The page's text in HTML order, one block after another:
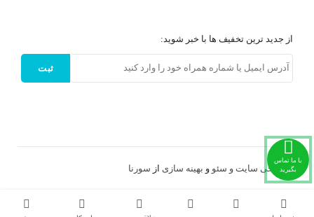
با ما تماس
بگیرید
از جدید ترین تخفیف ها با خبر شوید:
ثبت
طراحی سایت و سئو و بهینه سازی از سورنا